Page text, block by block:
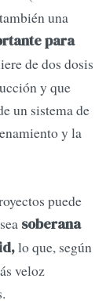
una
para
de dos dosis
y que
un sistema de
y la
puede
soberana
lo que, según
veloz